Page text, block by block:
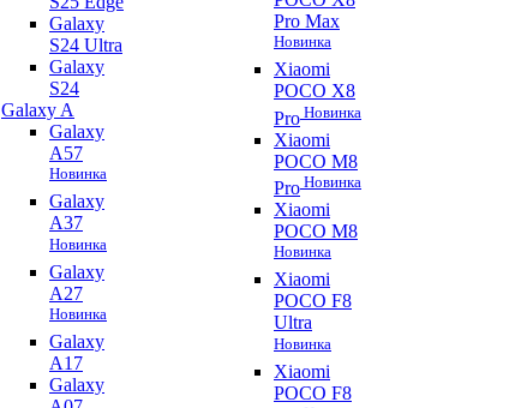
Galaxy
S24 Ultra
Galaxy
S24
Galaxy A
Galaxy
A57
Новинка
Galaxy
A37
Новинка
Galaxy
A27
Новинка
Galaxy
A17
Galaxy
Pro Max
Новинка
Xiaomi
POCO X8
Pro Новинка
Xiaomi
POCO M8
Pro Новинка
Xiaomi
POCO M8
Новинка
Xiaomi
POCO F8
Ultra
Новинка
Xiaomi
POCO F8